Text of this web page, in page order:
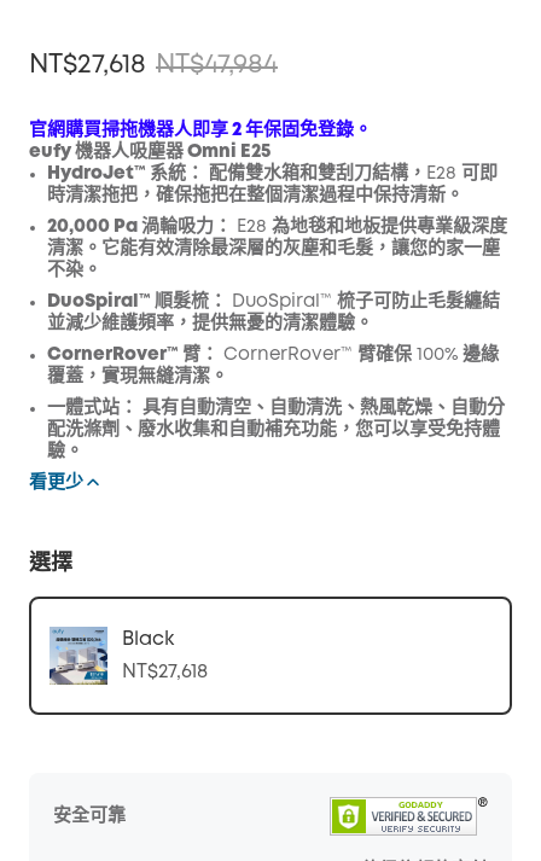
NT$27,618 NT$47,984
折扣
複製
官網購買掃拖機器人即享 2 年保固免登錄。
eufy 機器人吸塵器 Omni E25
HydroJet™ 系統：
配備雙水箱和雙刮刀結構，E28 可即
時清潔拖把，確保拖把在整個清潔過程中保持清新。
20,000 Pa 渦輪吸力：
E28 為地毯和地板提供專業級深度
清潔。它能有效清除最深層的灰塵和毛髮，讓您的家一塵
不染。
DuoSpiral™ 順髮梳：
DuoSpiral™ 梳子可防止毛髮纏結
並減少維護頻率，提供無憂的清潔體驗。
CornerRover™ 臂：
CornerRover™ 臂確保 100% 邊緣
覆蓋，實現無縫清潔。
一體式站：
具有自動清空、自動清洗、熱風乾燥、自動分
配洗滌劑、廢水收集和自動補充功能，您可以享受免持體
驗。
看更少
選擇
Black
NT$27,618
安全可靠